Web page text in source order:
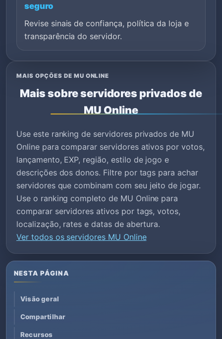
seguro
Revise sinais de confiança, política da loja e
transparência do servidor.
MAIS OPÇÕES DE MU ONLINE
Mais sobre servidores privados de
MU Online
Use este ranking de servidores privados de MU
Online para comparar servidores ativos por votos,
lançamento, EXP, região, estilo de jogo e
descrições dos donos. Filtre por tags para achar
servidores que combinam com seu jeito de jogar.
Use o ranking completo de MU Online para
comparar servidores ativos por tags, votos,
localização, rates e datas de abertura.
Ver todos os servidores MU Online
NESTA PÁGINA
Visão geral
Compartilhar
Recursos